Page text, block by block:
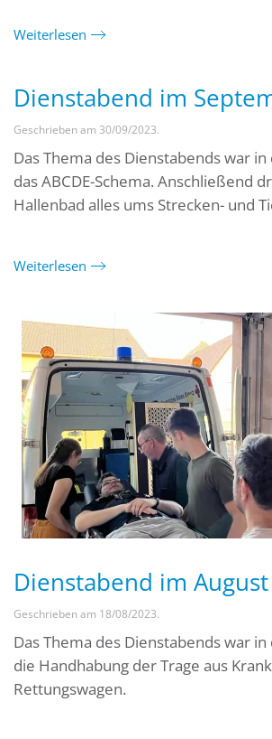
Weiterlesen
Dienstabend im
Geschrieben am 30/09/2023.
Das Thema des Dienstabends war
das ABCDE-Schema. Anschließend
Hallenbad alles ums Strecken- und
Weiterlesen
Dienstabend im August
Geschrieben am 18/08/2023.
Das Thema des Dienstabends war
die Handhabung der Trage aus
Rettungswagen.